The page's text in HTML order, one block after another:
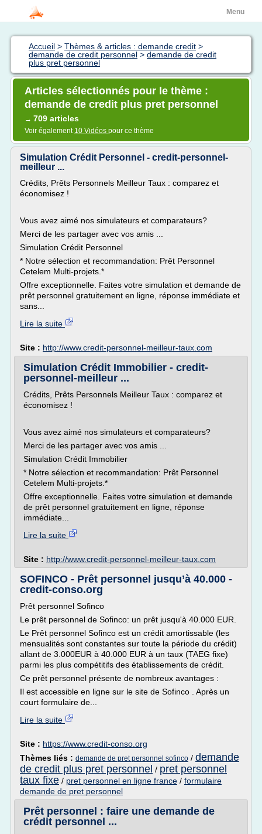
Menu
Accueil > Thèmes & articles : demande credit >
demande de credit personnel > demande de credit
plus pret personnel
Articles sélectionnés pour le thème :
demande de credit plus pret personnel
→ 709 articles
Voir également 10 Vidéos pour ce thème
Simulation Crédit Personnel - credit-personnel-
meilleur ...
Crédits, Prêts Personnels Meilleur Taux : comparez et
économisez !
Vous avez aimé nos simulateurs et comparateurs?
Merci de les partager avec vos amis ...
Simulation Crédit Personnel
* Notre sélection et recommandation: Prêt Personnel
Cetelem Multi-projets.*
Offre exceptionnelle. Faites votre simulation et demande de
prêt personnel gratuitement en ligne, réponse immédiate et
sans...
Lire la suite
Site : http://www.credit-personnel-meilleur-taux.com
Simulation Crédit Immobilier - credit-
personnel-meilleur ...
Crédits, Prêts Personnels Meilleur Taux : comparez et
économisez !
Vous avez aimé nos simulateurs et comparateurs?
Merci de les partager avec vos amis ...
Simulation Crédit Immobilier
* Notre sélection et recommandation: Prêt Personnel
Cetelem Multi-projets.*
Offre exceptionnelle. Faites votre simulation et demande
de prêt personnel gratuitement en ligne, réponse
immédiate...
Lire la suite
Site : http://www.credit-personnel-meilleur-taux.com
SOFINCO - Prêt personnel jusqu’à 40.000 -
credit-conso.org
Prêt personnel Sofinco
Le prêt personnel de Sofinco: un prêt jusqu'à 40.000 EUR.
Le Prêt personnel Sofinco est un crédit amortissable (les
mensualités sont constantes sur toute la période du crédit)
allant de 3.000EUR à 40.000 EUR à un taux (TAEG fixe)
parmi les plus compétitifs des établissements de crédit.
Ce prêt personnel présente de nombreux avantages :
Il est accessible en ligne sur le site de Sofinco . Après un
court formulaire de...
Lire la suite
Site : https://www.credit-conso.org
Thèmes liés : demande de pret personnel sofinco / demande
de credit plus pret personnel / pret personnel
taux fixe / pret personnel en ligne france / formulaire
demande de pret personnel
Prêt personnel : faire une demande de
crédit personnel ...